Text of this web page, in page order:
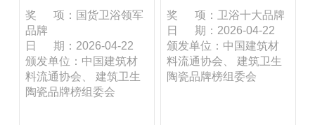
奖 项：国货卫浴领军
品牌
日 期：2026-04-22
颁发单位：中国建筑材
料流通协会、 建筑卫生
陶瓷品牌榜组委会
奖 项：卫浴十大品牌
日 期：2026-04-22
颁发单位：中国建筑材
料流通协会、 建筑卫生
陶瓷品牌榜组委会